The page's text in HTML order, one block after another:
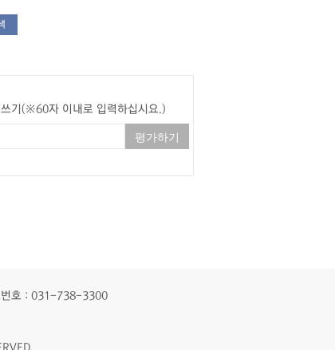
쓰기(※60자 이내로 입력하십시요.)
번호 : 031-738-3300